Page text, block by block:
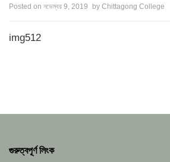
Posted on নভেম্বর 9, 2019 by Chittagong College
img512
গুরুত্বপূর্ণ লিংক